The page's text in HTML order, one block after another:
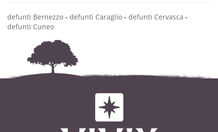
defunti Bernezzo - defunti Caraglio - defunti Cervasca -
defunti Cuneo